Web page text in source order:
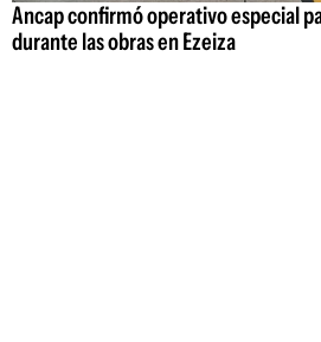
Ancap confirmó operativo especial
durante las obras en Ezeiza